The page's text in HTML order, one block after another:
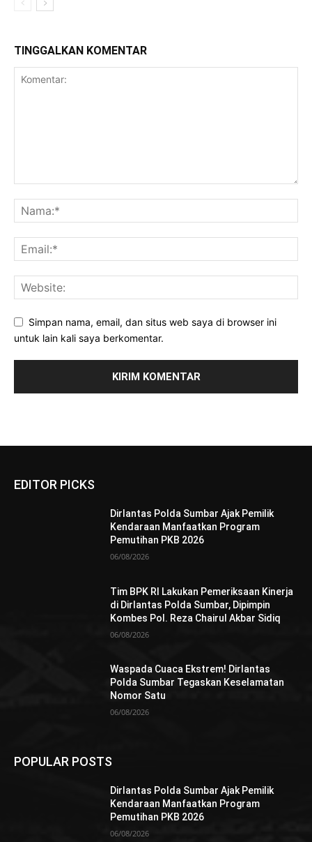
TINGGALKAN KOMENTAR
Simpan nama, email, dan situs web saya di browser ini
untuk lain kali saya berkomentar.
EDITOR PICKS
Dirlantas Polda Sumbar Ajak Pemilik
Kendaraan Manfaatkan Program
Pemutihan PKB 2026
06/08/2026
Tim BPK RI Lakukan Pemeriksaan Kinerja
di Dirlantas Polda Sumbar, Dipimpin
Kombes Pol. Reza Chairul Akbar Sidiq
06/08/2026
Waspada Cuaca Ekstrem! Dirlantas
Polda Sumbar Tegaskan Keselamatan
Nomor Satu
06/08/2026
POPULAR POSTS
Dirlantas Polda Sumbar Ajak Pemilik
Kendaraan Manfaatkan Program
Pemutihan PKB 2026
06/08/2026